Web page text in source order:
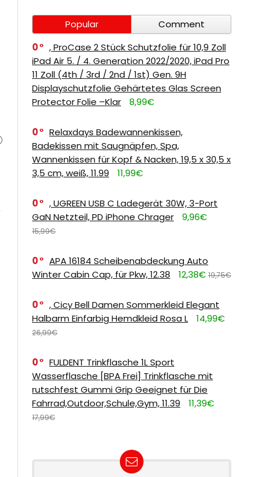
Popular
Comment
0
, ProCase 2 Stück Schutzfolie für 10,9 Zoll
iPad Air 5. / 4. Generation 2022/2020, iPad Pro
11 Zoll (4th / 3rd / 2nd / 1st) Gen. 9H
Displayschutzfolie Gehärtetes Glas Screen
Protector Folie –Klar
8,99€
0
Relaxdays Badewannenkissen,
Badekissen mit Saugnäpfen, Spa,
Wannenkissen für Kopf & Nacken, 19,5 x 30,5 x
3,5 cm, weiß, 11.99
11,99€
0
, UGREEN USB C Ladegerät 30W, 3-Port
GaN Netzteil, PD iPhone Chrager
9,96€
15,99€
0
APA 16184 Scheibenabdeckung Auto
Winter Cabin Cap, für Pkw, 12.38
12,38€ 19,75€
0
, Cicy Bell Damen Sommerkleid Elegant
Halbarm Einfarbig Hemdkleid Rosa L
14,99€
26,99€
0
FULDENT Trinkflasche 1L Sport
Wasserflasche [BPA Frei] Trinkflasche mit
rutschfest Gummi Grip Geeignet für Die
Fahrrad,Outdoor,Schule,Gym, 11.39
11,39€
17,99€